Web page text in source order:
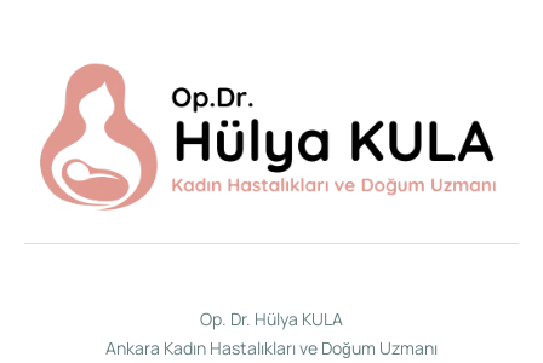
Op. Dr. Hülya KULA
Ankara Kadın Hastalıkları ve Doğum Uzmanı